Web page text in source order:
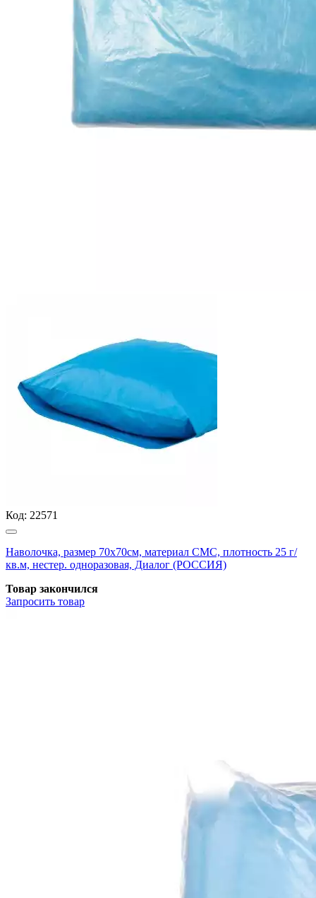
Код: 22571
Наволочка, размер 70х70см, материал СМС, плотность 25 г/
кв.м, нестер. одноразовая, Диалог (РОССИЯ)
Товар закончился
Запросить товар